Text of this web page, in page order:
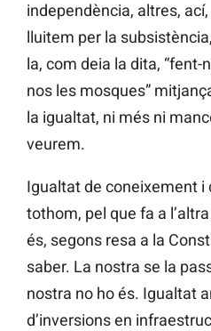
independència, altres,
lluitem per la
la, com deia la dita,
nos les mosques”
la igualtat, ni més ni
veurem.
Igualtat de coneixement i
tothom, pel que fa a
és, segons resa a la
saber. La nostra se la
nostra no ho és. Igualtat
d’inversions en